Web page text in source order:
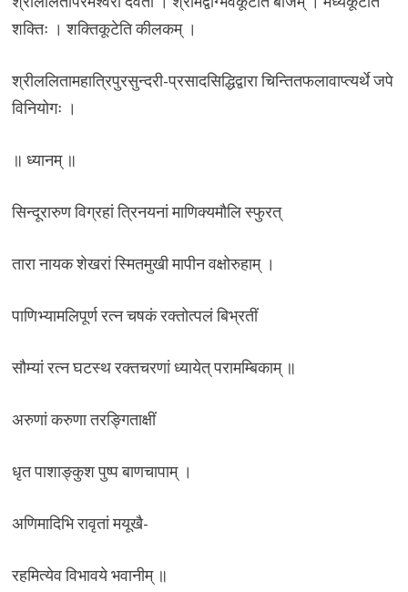
शक्तिः । शक्तिकूटेति कीलकम् ।
श्रीललितामहात्रिपुरसुन्दरी-प्रसादसिद्धिद्वारा चिन्तितफलावाप्त्यर्थे जपे
विनियोगः ।
॥ ध्यानम् ॥
सिन्दूरारुण विग्रहां त्रिनयनां माणिक्यमौलि स्फुरत्
तारा नायक शेखरां स्मितमुखी मापीन वक्षोरुहाम् ।
पाणिभ्यामलिपूर्ण रत्न चषकं रक्तोत्पलं बिभ्रतीं
सौम्यां रत्न घटस्थ रक्तचरणां ध्यायेत् परामम्बिकाम् ॥
अरुणां करुणा तरङ्गिताक्षीं
धृत पाशाङ्कुश पुष्प बाणचापाम् ।
अणिमादिभि रावृतां मयूखै-
रहमित्येव विभावये भवानीम् ॥